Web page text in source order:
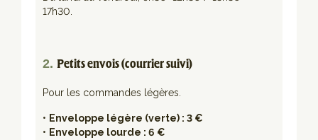
17h30.
2. Petits envois (courrier suivi)
Pour les commandes légères.
• Enveloppe légère (verte) : 3 €
• Enveloppe lourde : 6 €